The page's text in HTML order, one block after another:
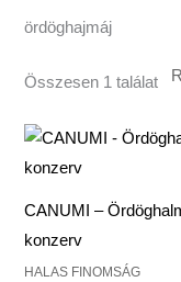
ördöghajmáj
Összesen 1 találat
CANUMI –
konzerv
HALAS FINOMSÁG